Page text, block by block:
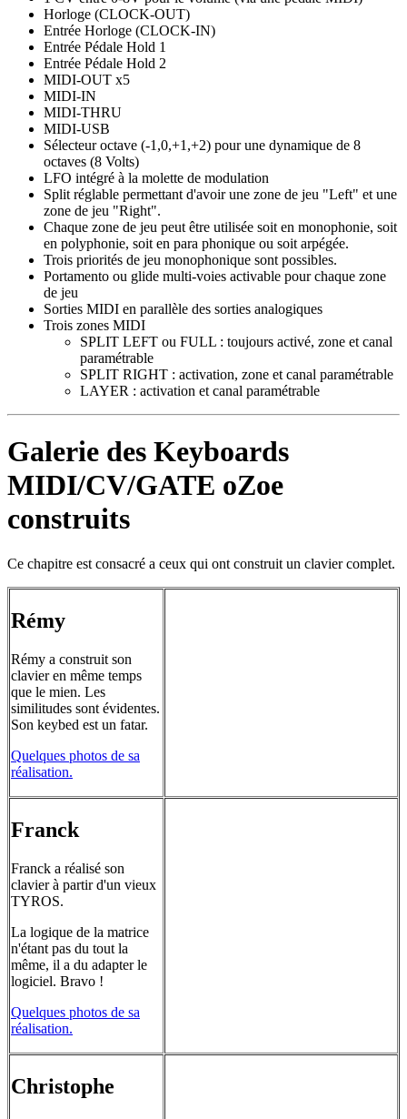
Horloge (CLOCK-OUT)
Entrée Horloge (CLOCK-IN)
Entrée Pédale Hold 1
Entrée Pédale Hold 2
MIDI-OUT x5
MIDI-IN
MIDI-THRU
MIDI-USB
Sélecteur octave (-1,0,+1,+2) pour une dynamique de 8
octaves (8 Volts)
LFO intégré à la molette de modulation
Split réglable permettant d'avoir une zone de jeu "Left" et une
zone de jeu "Right".
Chaque zone de jeu peut être utilisée soit en monophonie, soit
en polyphonie, soit en para phonique ou soit arpégée.
Trois priorités de jeu monophonique sont possibles.
Portamento ou glide multi-voies activable pour chaque zone
de jeu
Sorties MIDI en parallèle des sorties analogiques
Trois zones MIDI
SPLIT LEFT ou FULL : toujours activé, zone et canal
paramétrable
SPLIT RIGHT : activation, zone et canal paramétrable
LAYER : activation et canal paramétrable
Galerie des Keyboards
MIDI/CV/GATE oZoe
construits
Ce chapitre est consacré a ceux qui ont construit un clavier complet.
Rémy
Rémy a construit son
clavier en même temps
que le mien. Les
similitudes sont évidentes.
Son keybed est un fatar.
Quelques photos de sa
réalisation.
Franck
Franck a réalisé son
clavier à partir d'un vieux
TYROS.
La logique de la matrice
n'étant pas du tout la
même, il a du adapter le
logiciel. Bravo !
Quelques photos de sa
réalisation.
Christophe